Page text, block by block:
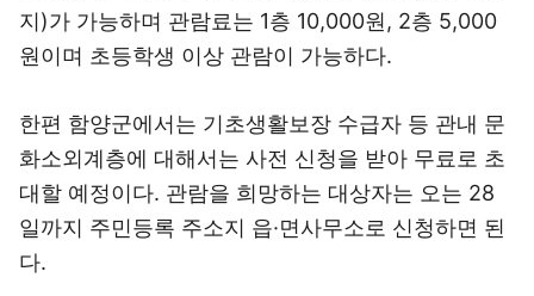
지)가 가능하며 관람료는 1층 10,000원, 2층 5,000
원이며 초등학생 이상 관람이 가능하다.
한편 함양군에서는 기초생활보장 수급자 등 관내 문
화소외계층에 대해서는 사전 신청을 받아 무료로 초
대할 예정이다. 관람을 희망하는 대상자는 오는 28
일까지 주민등록 주소지 읍·면사무소로 신청하면 된
다.